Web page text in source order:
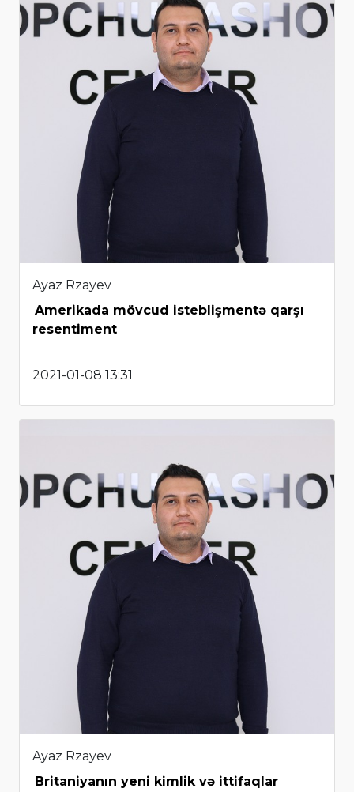
Ayaz Rzayev
Amerikada mövcud isteblişmentə qarşı
resentiment
2021-01-08 13:31
Ayaz Rzayev
Britaniyanın yeni kimlik və ittifaqlar